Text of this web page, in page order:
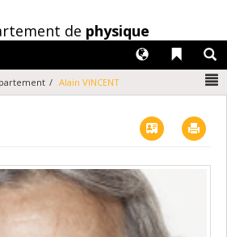
de physique
Liens
Langues
Alain VINCENT
Vcard